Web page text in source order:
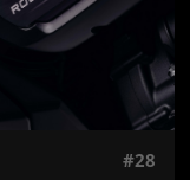
#28